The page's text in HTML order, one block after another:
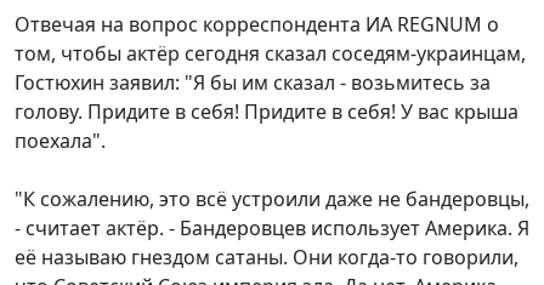
Отвечая на вопрос корреспондента ИА REGNUM о
том, чтобы актёр сегодня сказал соседям-украинцам,
Гостюхин заявил: "Я бы им сказал - возьмитесь за
голову. Придите в себя! Придите в себя! У вас крыша
поехала".
"К сожалению, это всё устроили даже не бандеровцы,
- считает актёр. - Бандеровцев использует Америка. Я
её называю гнездом сатаны. Они когда-то говорили,